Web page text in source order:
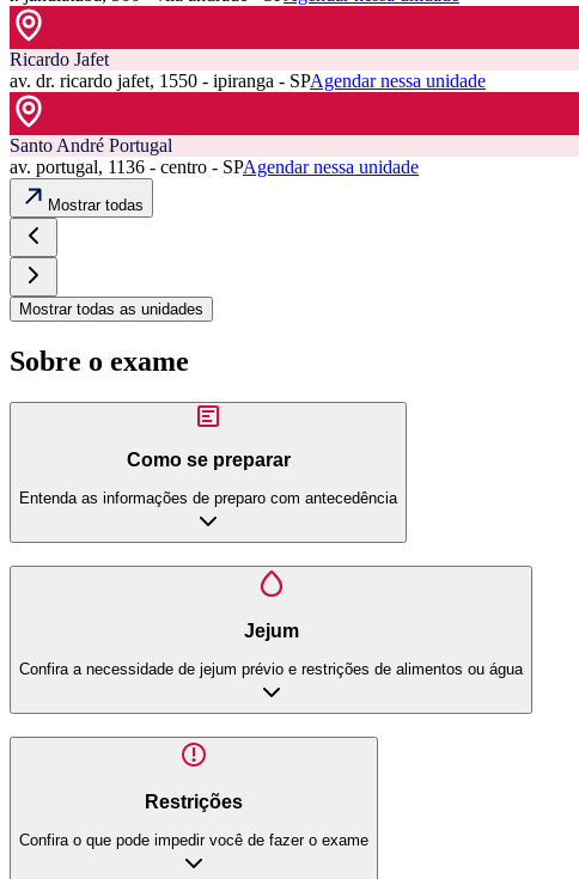
Ricardo Jafet
av. dr. ricardo jafet, 1550 - ipiranga - SPAgendar nessa unidade
Santo André Portugal
av. portugal, 1136 - centro - SPAgendar nessa unidade
Mostrar todas
Mostrar todas as unidades
Sobre o exame
Como se preparar
Entenda as informações de preparo com antecedência
Jejum
Confira a necessidade de jejum prévio e restrições de alimentos ou água
Restrições
Confira o que pode impedir você de fazer o exame